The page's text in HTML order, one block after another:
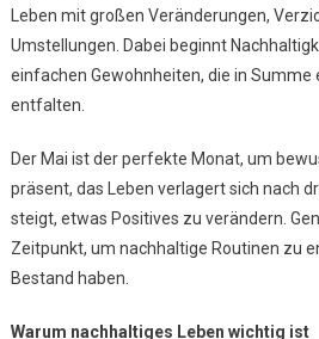
Leben mit großen Veränderungen,
Umstellungen. Dabei beginnt
einfachen Gewohnheiten, die in Summe
entfalten.
Der Mai ist der perfekte Monat, um
präsent, das Leben verlagert sich nach
steigt, etwas Positives zu verändern.
Zeitpunkt, um nachhaltige Routinen zu
Bestand haben.
Warum nachhaltiges Leben wichtig ist